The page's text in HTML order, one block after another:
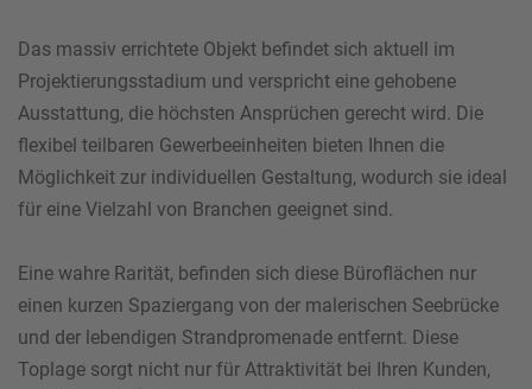
Das massiv errichtete Objekt befindet sich aktuell im
Projektierungsstadium und verspricht eine gehobene
Ausstattung, die höchsten Ansprüchen gerecht wird. Die
flexibel teilbaren Gewerbeeinheiten bieten Ihnen die
Möglichkeit zur individuellen Gestaltung, wodurch sie ideal
für eine Vielzahl von Branchen geeignet sind.
Eine wahre Rarität, befinden sich diese Büroflächen nur
einen kurzen Spaziergang von der malerischen Seebrücke
und der lebendigen Strandpromenade entfernt. Diese
Toplage sorgt nicht nur für Attraktivität bei Ihren Kunden,